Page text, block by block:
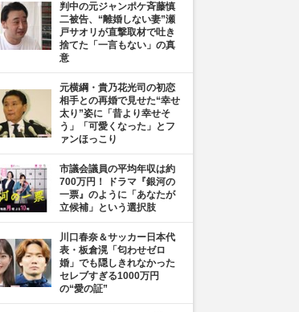
判中の元ジャンポケ斉藤慎
二被告、“離婚しない妻”瀬
戸サオリが直撃取材で吐き
捨てた「一言もない」の真
意
元横綱・貴乃花光司の初恋
相手との再婚で見せた“幸せ
太り”姿に「昔より幸せそ
う」「可愛くなった」とフ
ァンほっこり
市議会議員の平均年収は約
700万円！ ドラマ『銀河の
一票』のように「あなたが
立候補」という選択肢
川口春奈＆サッカー日本代
表・板倉滉「匂わせゼロ
婚」でも隠しきれなかった
セレブすぎる1000万円
の“愛の証”